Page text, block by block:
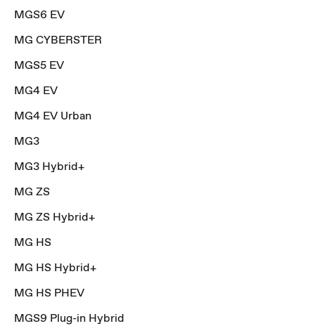
MGS6 EV
MG CYBERSTER
MGS5 EV
MG4 EV
MG4 EV Urban
MG3
MG3 Hybrid+
MG ZS
MG ZS Hybrid+
MG HS
MG HS Hybrid+
MG HS PHEV
MGS9 Plug-in Hybrid